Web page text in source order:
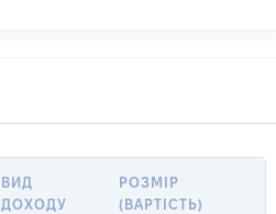
ВИД
ДОХОДУ
РОЗМІР
(ВАРТІСТЬ)